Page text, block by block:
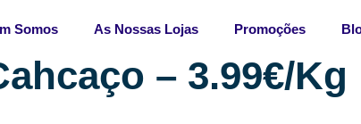
Somos As Nossas Lojas Promoções
– 3.99€/Kg